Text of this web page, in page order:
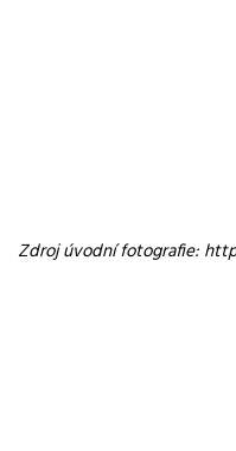
Zdroj úvodní fotografie: